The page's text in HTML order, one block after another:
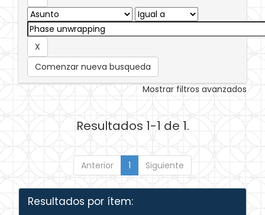
Comenzar nueva busqueda
Mostrar filtros avanzados
Resultados 1-1 de 1.
Anterior 1 Siguiente
Resultados por ítem: